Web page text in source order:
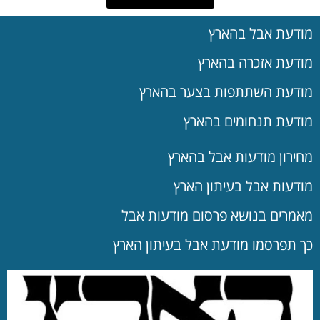
מודעת אבל בהארץ
מודעת אזכרה בהארץ
מודעת השתתפות בצער בהארץ
מודעת תנחומים בהארץ
מחירון מודעות אבל בהארץ
מודעות אבל בעיתון הארץ
מאמרים בנושא פרסום מודעות אבל
כך תפרסמו מודעת אבל בעיתון הארץ